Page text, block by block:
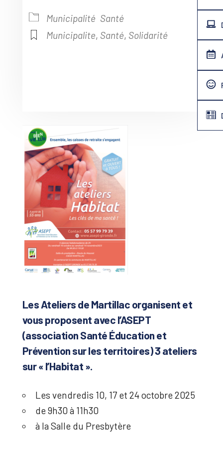
Municipalité Santé
Municipalite, Santé, Solidarité
Les Ateliers de Martillac organisent et
vous proposent avec l’ASEPT
(association Santé Éducation et
Prévention sur les territoires) 3 ateliers
sur « l’Habitat ».
Les vendredis 10, 17 et 24 octobre 2025
de 9h30 à 11h30
à la Salle du Presbytère